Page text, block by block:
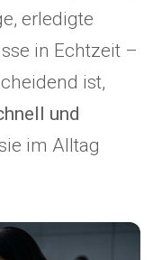
erledigte
in Echtzeit –
ist,
und
im Alltag